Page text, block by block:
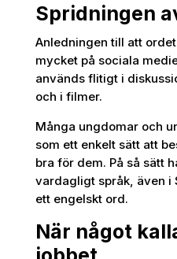
Spridningen
Anledningen till att
mycket på sociala
används flitigt i
och i filmer.
Många ungdomar och
som ett enkelt sätt att
bra för dem. På så sätt
vardagligt språk, även i
ett engelskt ord.
När något